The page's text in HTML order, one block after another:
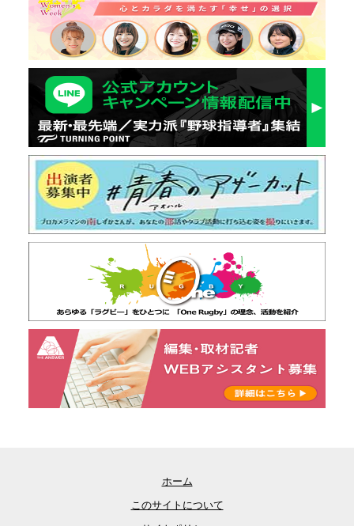
ホーム
このサイトについて